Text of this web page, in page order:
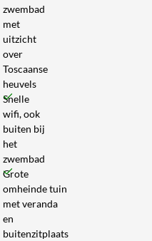
zwembad
met
uitzicht
over
Toscaanse
heuvels
Snelle
wifi, ook
buiten bij
het
zwembad
Grote
omheinde tuin
met veranda
en
buitenzitplaats